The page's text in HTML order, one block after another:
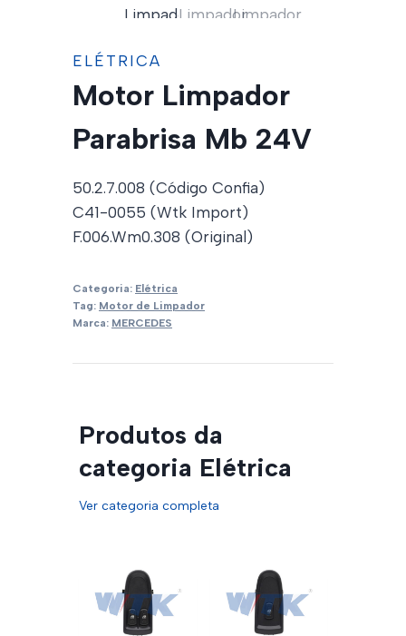
ELÉTRICA
Motor Limpador
Parabrisa Mb 24V
50.2.7.008 (Código Confia)
C41-0055 (Wtk Import)
F.006.Wm0.308 (Original)
Categoria: Elétrica
Tag: Motor de Limpador
Marca: MERCEDES
Produtos da
categoria Elétrica
Ver categoria completa